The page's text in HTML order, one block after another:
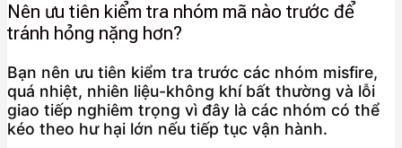
Nên ưu tiên kiểm tra nhóm mã nào trước để
tránh hỏng nặng hơn?
Bạn nên ưu tiên kiểm tra trước các nhóm misfire,
quá nhiệt, nhiên liệu-không khí bất thường và lỗi
giao tiếp nghiêm trọng vì đây là các nhóm có thể
kéo theo hư hại lớn nếu tiếp tục vận hành.